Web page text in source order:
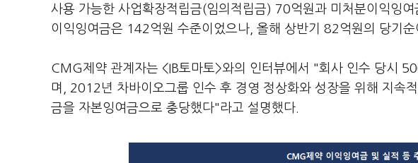
사용 가능한 사업확장적립금(임의적립금) 70억원과 미처분이익잉
이익잉여금은 142억원 수준이었으나, 올해 상반기 82억원의 당기순
CMG제약 관계자는 <IB토마토>와의 인터뷰에서 "회사 인수 당시
며, 2012년 차바이오그룹 인수 후 경영 정상화와 성장을 위해 지속
금을 자본잉여금으로 충당했다"라고 설명했다.